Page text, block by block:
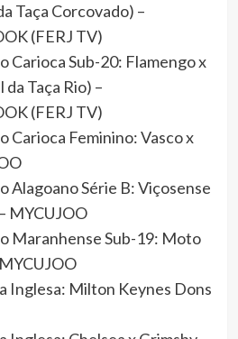
Taça Corcovado) –
(FERJ TV)
Carioca Sub-20: Flamengo x
Taça Rio) –
(FERJ TV)
Carioca Feminino: Vasco x
Alagoano Série B: Viçosense
MYCUJOO
Maranhense Sub-19: Moto
Inglesa: Milton Keynes Dons